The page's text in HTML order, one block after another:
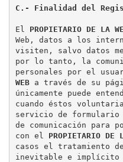
C.- Finalidad del
El PROPIETARIO DE LA
Web, datos a los
visiten, salvo datos
por lo tanto, la
personales por el
WEB a través de su
únicamente puede
cuando éstos
servicio de
de comunicación para
con el PROPIETARIO DE
casos el tratamiento
inevitable e implícito